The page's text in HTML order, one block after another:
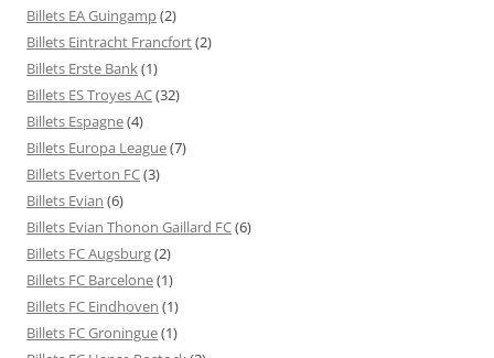
Billets EA Guingamp(2)
Billets Eintracht Francfort(2)
Billets Erste Bank(1)
Billets ES Troyes AC(32)
Billets Espagne(4)
Billets Europa League(7)
Billets Everton FC(3)
Billets Evian (6)
Billets Evian Thonon Gaillard FC(6)
Billets FC Augsburg(2)
Billets FC Barcelone(1)
Billets FC Eindhoven (1)
Billets FC Groningue(1)